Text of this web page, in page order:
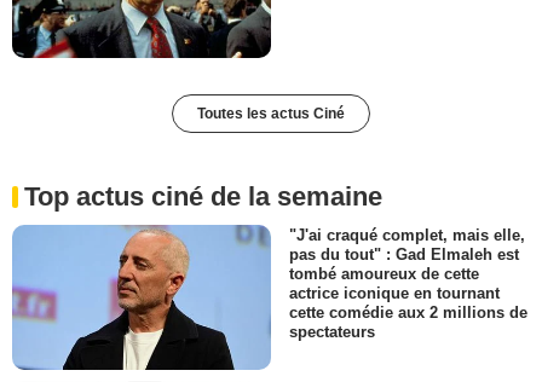
Toutes les actus Ciné
Top actus ciné de la semaine
"J'ai craqué complet, mais elle,
pas du tout" : Gad Elmaleh est
tombé amoureux de cette
actrice iconique en tournant
cette comédie aux 2 millions de
spectateurs